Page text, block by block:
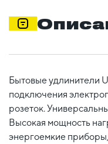
Бытовые удлинители
подключения
розеток.
Высокая мощность
энергоемкие